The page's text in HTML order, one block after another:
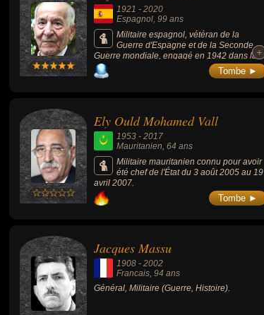
1921 - 2020
Espagnol, 99 ans
Militaire espagnol, vétéran de la
Guerre d'Espagne et de la Seconde
Guerre mondiale, engagé en 1942 dans la
deuxième division blindée du général
Leclerc, il a été avec ses compagnons de la
+
+
Tombe ►
Ely Ould Mohamed Vall
1953 - 2017
Mauritanien, 64 ans
Militaire mauritanien connu pour avoir
été chef de l'État du 3 août 2005 au 19
avril 2007.
Tombe ►
Jacques Massu
1908 - 2002
Francais, 94 ans
Général, Militaire (Guerre, Histoire).